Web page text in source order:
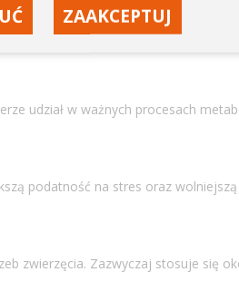
może być uzasadniona. Dotyczy
udział w ważnych procesach
podatność na stres oraz
zwierzęcia. Zazwyczaj stosuje się
ZAAKCEPTUJ